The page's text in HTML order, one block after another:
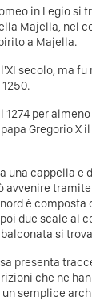
in Legio si
Majella, nel
a Majella.
secolo, ma
per
Gregorio X
una cappella
avvenire
è composta
due scale al
si
presenta
che ne
semplice